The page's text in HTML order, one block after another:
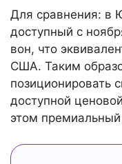
Для сравнения: в
доступный с
вон, что
США. Таким
позиционировать
доступной
этом премиальный